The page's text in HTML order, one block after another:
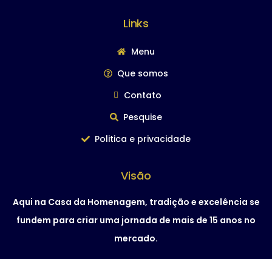
Links
Menu
Que somos
Contato
Pesquise
Politica e privacidade
Visão
Aqui na Casa da Homenagem, tradição e excelência se
fundem para criar uma jornada de mais de 15 anos no
mercado.